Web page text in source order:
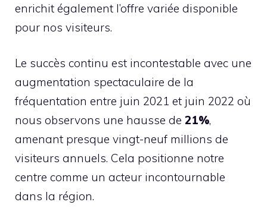
enrichit également l’offre variée disponible
pour nos visiteurs.
Le succès continu est incontestable avec une
augmentation spectaculaire de la
fréquentation entre juin 2021 et juin 2022 où
nous observons une hausse de 21%,
amenant presque vingt-neuf millions de
visiteurs annuels. Cela positionne notre
centre comme un acteur incontournable
dans la région.